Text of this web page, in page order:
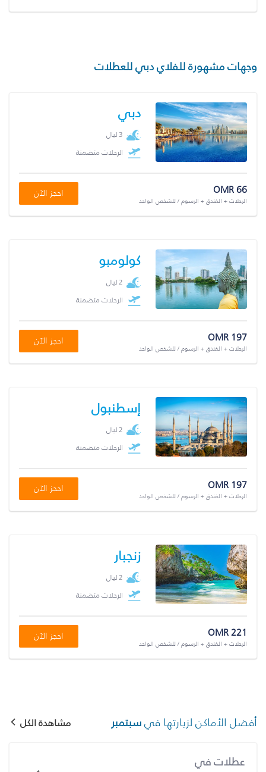
وجهات مشهورة للفلاي دبي للعطلات
دبي
3 ليال
الرحلات متضمنة
OMR 66
الرحلات + الفندق + الرسوم / للشخص الواحد
احجز الآن
كولومبو
2 ليال
الرحلات متضمنة
OMR 197
الرحلات + الفندق + الرسوم / للشخص الواحد
احجز الآن
إسطنبول
2 ليال
الرحلات متضمنة
OMR 197
الرحلات + الفندق + الرسوم / للشخص الواحد
احجز الآن
زنجبار
2 ليال
الرحلات متضمنة
OMR 221
الرحلات + الفندق + الرسوم / للشخص الواحد
احجز الآن
أفضل الأماكن لزيارتها فيسبتمبر مشاهدة الكل
عطلات في